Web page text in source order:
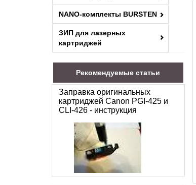
NANO-комплекты BURSTEN
ЗИП для лазерных
картриджей
Рекомендуемые статьи
Заправка оригинальных
картриджей Canon PGI-425 и
CLI-426 - инструкция